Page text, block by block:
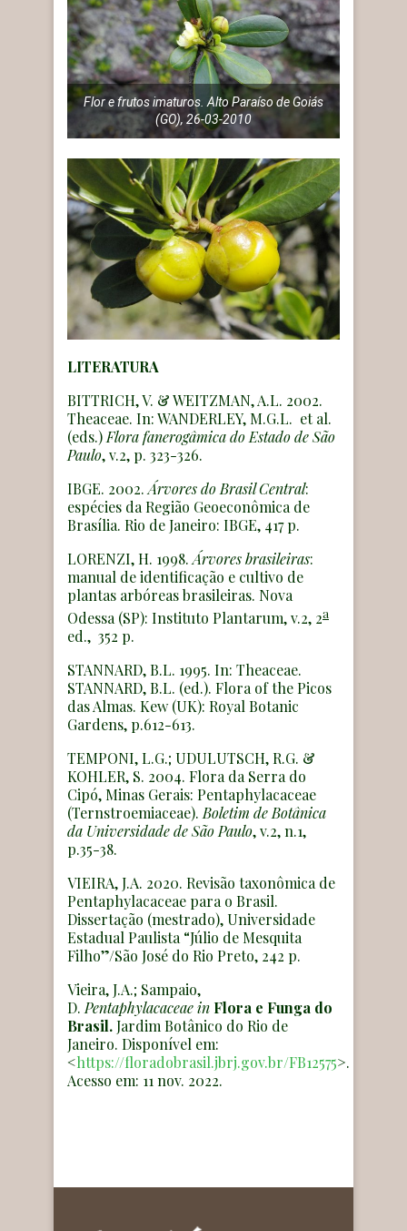
Flor e frutos imaturos. Alto Paraíso de Goiás
(GO), 26-03-2010
LITERATURA
BITTRICH, V. & WEITZMAN, A.L. 2002.
Theaceae. In: WANDERLEY, M.G.L. et al.
(eds.) Flora fanerogâmica do Estado de São
Paulo, v.2, p. 323-326.
IBGE. 2002. Árvores do Brasil Central:
espécies da Região Geoeconômica de
Brasília. Rio de Janeiro: IBGE, 417 p.
LORENZI, H. 1998. Árvores brasileiras:
manual de identificação e cultivo de
plantas arbóreas brasileiras. Nova
Odessa (SP): Instituto Plantarum, v.2, 2a
ed., 352 p.
STANNARD, B.L. 1995. In: Theaceae.
STANNARD, B.L. (ed.). Flora of the Picos
das Almas. Kew (UK): Royal Botanic
Gardens, p.612-613.
TEMPONI, L.G.; UDULUTSCH, R.G. &
KOHLER, S. 2004. Flora da Serra do
Cipó, Minas Gerais: Pentaphylacaceae
(Ternstroemiaceae).Boletim de Botânica
da Universidade de São Paulo, v.2, n.1,
p.35-38.
VIEIRA, J.A. 2020. Revisão taxonômica de
Pentaphylacaceae para o Brasil.
Dissertação (mestrado), Universidade
Estadual Paulista “Júlio de Mesquita
Filho”/São José do Rio Preto, 242 p.
Vieira, J.A.; Sampaio,
D.Pentaphylacaceaein Flora e Funga do
Brasil.Jardim Botânico do Rio de
Janeiro. Disponível em:
<https://floradobrasil.jbrj.gov.br/FB12575>.
Acesso em: 11 nov. 2022.